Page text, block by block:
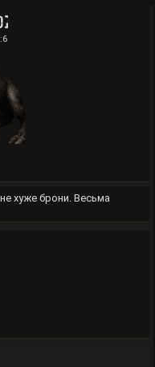
хуже брони. Весьма